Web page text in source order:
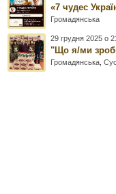
«7 чудес
Громадянська
29 грудня 2025 о
"Що я/ми
Громадянська ,